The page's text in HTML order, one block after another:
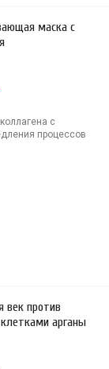
маска с
с
процессов
век против
арганы